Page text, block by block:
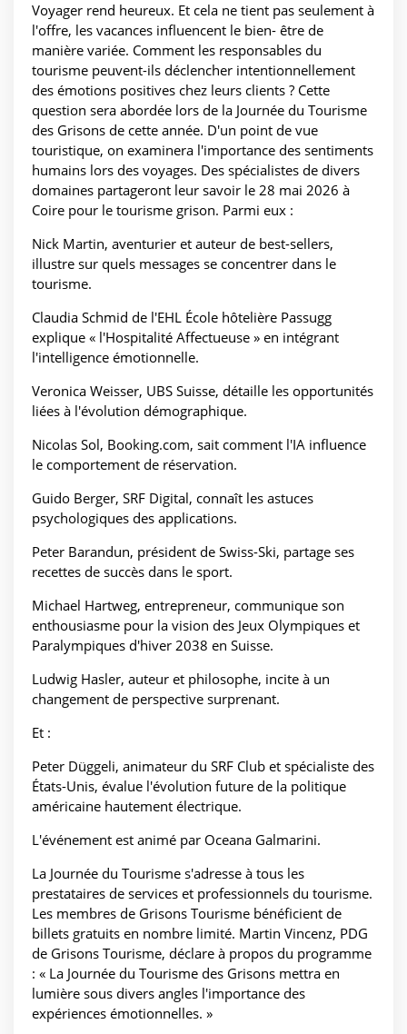
Voyager rend heureux. Et cela ne tient pas seulement à
l'offre, les vacances influencent le bien- être de
manière variée. Comment les responsables du
tourisme peuvent-ils déclencher intentionnellement
des émotions positives chez leurs clients ? Cette
question sera abordée lors de la Journée du Tourisme
des Grisons de cette année. D'un point de vue
touristique, on examinera l'importance des sentiments
humains lors des voyages. Des spécialistes de divers
domaines partageront leur savoir le 28 mai 2026 à
Coire pour le tourisme grison. Parmi eux :
Nick Martin, aventurier et auteur de best-sellers,
illustre sur quels messages se concentrer dans le
tourisme.
Claudia Schmid de l'EHL École hôtelière Passugg
explique « l'Hospitalité Affectueuse » en intégrant
l'intelligence émotionnelle.
Veronica Weisser, UBS Suisse, détaille les opportunités
liées à l'évolution démographique.
Nicolas Sol, Booking.com, sait comment l'IA influence
le comportement de réservation.
Guido Berger, SRF Digital, connaît les astuces
psychologiques des applications.
Peter Barandun, président de Swiss-Ski, partage ses
recettes de succès dans le sport.
Michael Hartweg, entrepreneur, communique son
enthousiasme pour la vision des Jeux Olympiques et
Paralympiques d'hiver 2038 en Suisse.
Ludwig Hasler, auteur et philosophe, incite à un
changement de perspective surprenant.
Et :
Peter Düggeli, animateur du SRF Club et spécialiste des
États-Unis, évalue l'évolution future de la politique
américaine hautement électrique.
L'événement est animé par Oceana Galmarini.
La Journée du Tourisme s'adresse à tous les
prestataires de services et professionnels du tourisme.
Les membres de Grisons Tourisme bénéficient de
billets gratuits en nombre limité. Martin Vincenz, PDG
de Grisons Tourisme, déclare à propos du programme
: « La Journée du Tourisme des Grisons mettra en
lumière sous divers angles l'importance des
expériences émotionnelles. »